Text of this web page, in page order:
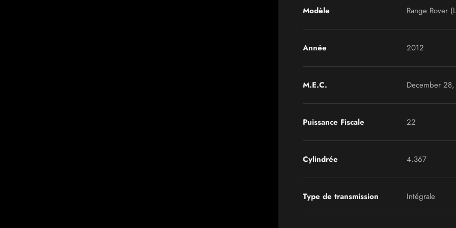
Modèle Range Rover
Année 2012
M.E.C. December
Puissance Fiscale 22
Cylindrée 4.367
Type de transmission Intégrale